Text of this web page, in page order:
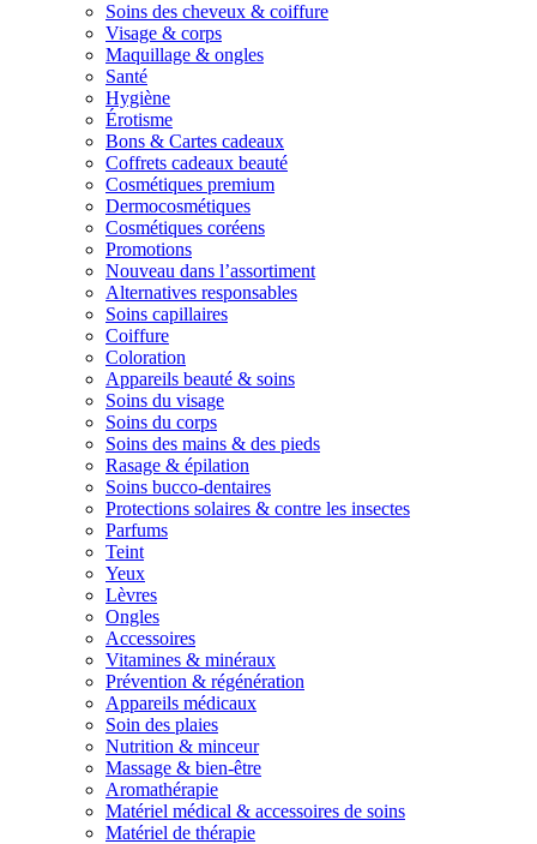
Soins des cheveux & coiffure
Visage & corps
Maquillage & ongles
Santé
Hygiène
Érotisme
Bons & Cartes cadeaux
Coffrets cadeaux beauté
Cosmétiques premium
Dermocosmétiques
Cosmétiques coréens
Promotions
Nouveau dans l’assortiment
Alternatives responsables
Soins capillaires
Coiffure
Coloration
Appareils beauté & soins
Soins du visage
Soins du corps
Soins des mains & des pieds
Rasage & épilation
Soins bucco-dentaires
Protections solaires & contre les insectes
Parfums
Teint
Yeux
Lèvres
Ongles
Accessoires
Vitamines & minéraux
Prévention & régénération
Appareils médicaux
Soin des plaies
Nutrition & minceur
Massage & bien-être
Aromathérapie
Matériel médical & accessoires de soins
Matériel de thérapie